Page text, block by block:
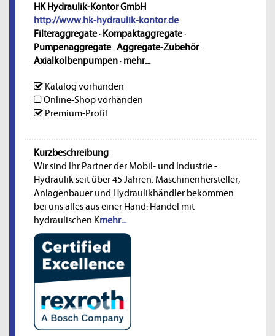
HK Hydraulik-Kontor GmbH
http://www.hk-hydraulik-kontor.de
Filteraggregate· Kompaktaggregate·
Pumpenaggregate·Aggregate-Zubehör·
Axialkolbenpumpen· mehr...
Katalog vorhanden
Online-Shop vorhanden
Premium-Profil
Kurzbeschreibung
Wir sind Ihr Partner der Mobil- und Industrie -
Hydraulik seit über 45 Jahren. Maschinenhersteller,
Anlagenbauer und Hydraulikhändler bekommen
bei uns alles aus einer Hand: Handel mit
hydraulischen Kmehr...